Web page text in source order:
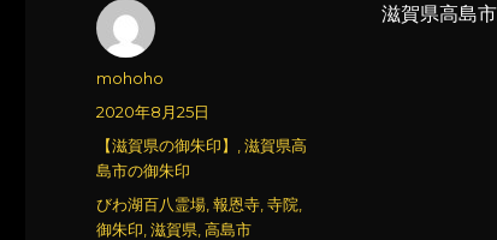
滋賀県高島
投
mohoho
投
稿
日:
2020年8月25日
カ
テ
ゴ
リ
【滋賀県の御朱印】 ,滋賀県高
島市の御朱印
タ
グ
びわ湖百八霊場 ,報恩寺 ,寺院
御朱印 ,滋賀県 ,高島市